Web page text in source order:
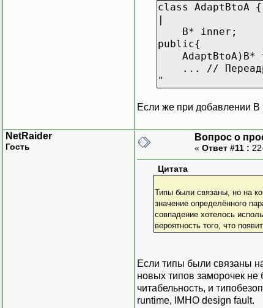
class AdaptBtoA
|
B* inner;
public{
AdaptBtoA)B*
... //
"
Если же при добавлении B
NetRaider
Гость
Вопрос о
« Ответ #11 :
Цитата
Типы были связаны, но на
значение определённого
совпадение хотелось
вероятность того, что
Если типы были связаны
новых типов заморочек не
читабельность, и
runtime, IMHO design fault.